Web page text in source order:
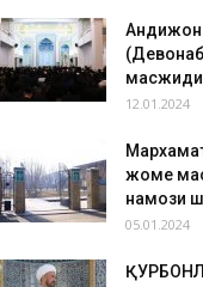
Андижон
12.01.2024
жоме
намози
05.01.2024